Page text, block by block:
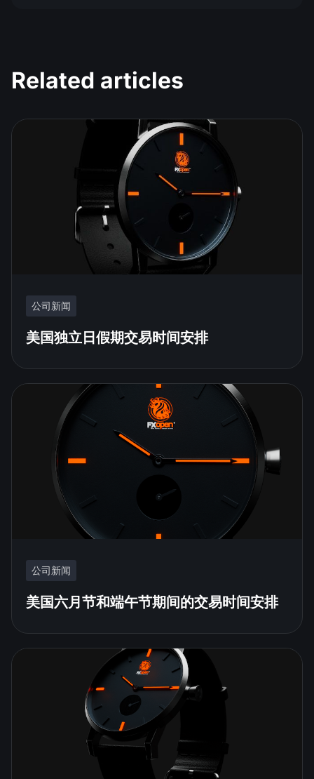
Related articles
公司新闻
美国独立日假期交易时间安排
公司新闻
美国六月节和端午节期间的交易时间安排